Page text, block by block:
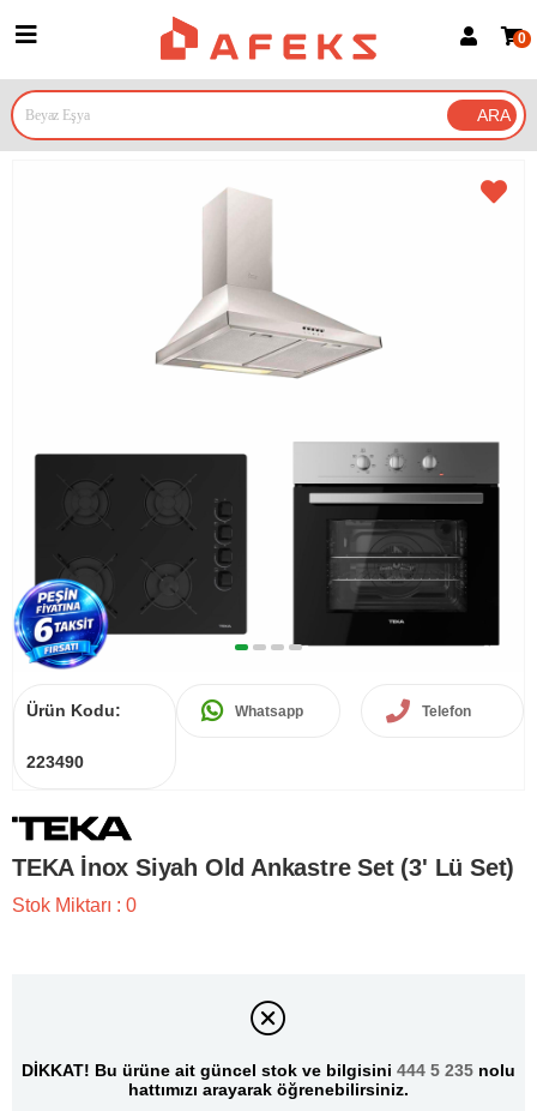
Google İle Bağlan
0
Ürün Kodu:
223490
Whatsapp Telefon
TEKA İnox Siyah Old Ankastre Set (3' Lü Set)
Stok Miktarı : 0
DİKKAT! Bu ürüne ait güncel stok ve bilgisini 444 5 235 nolu
hattımızı arayarak öğrenebilirsiniz.